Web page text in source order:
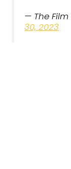
— The
30, 2023